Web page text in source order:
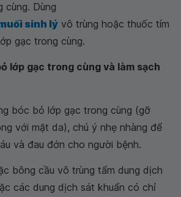
cùng. Dùng
sinh lý vô trùng hoặc thuốc tím
gạc trong cùng.
lớp gạc trong cùng và làm sạch
bóc bỏ lớp gạc trong cùng (gỡ
với mặt da), chú ý nhẹ nhàng để
và đau đớn cho người bệnh.
bông cầu vô trùng tẩm dung dịch
các dung dịch sát khuẩn có chỉ